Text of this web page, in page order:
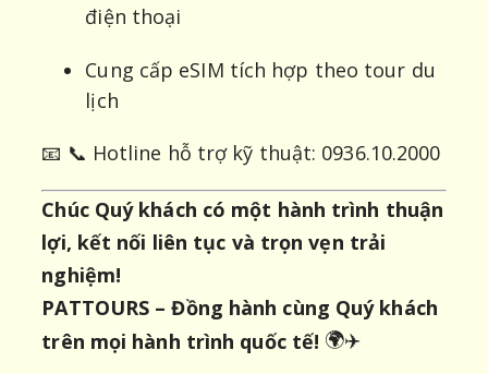
điện thoại
Cung cấp eSIM tích hợp theo tour du
lịch
📧 📞 Hotline hỗ trợ kỹ thuật: 0936.10.2000
Chúc Quý khách có một hành trình thuận
lợi, kết nối liên tục và trọn vẹn trải
nghiệm!
PATTOURS – Đồng hành cùng Quý khách
trên mọi hành trình quốc tế! 🌍✈️